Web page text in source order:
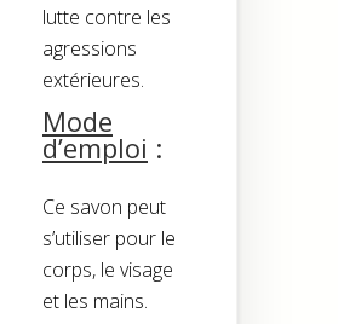
lutte contre les
agressions
extérieures.
Mode
d’emploi :
Ce savon peut
s’utiliser pour le
corps, le visage
et les mains.